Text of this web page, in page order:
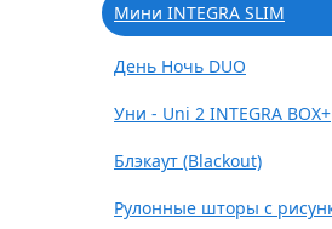
Мини INTEGRA SLIM
День Ночь DUO
Уни - Uni 2 INTEGRA BOX+
Блэкаут (Blackout)
Рулонные шторы с